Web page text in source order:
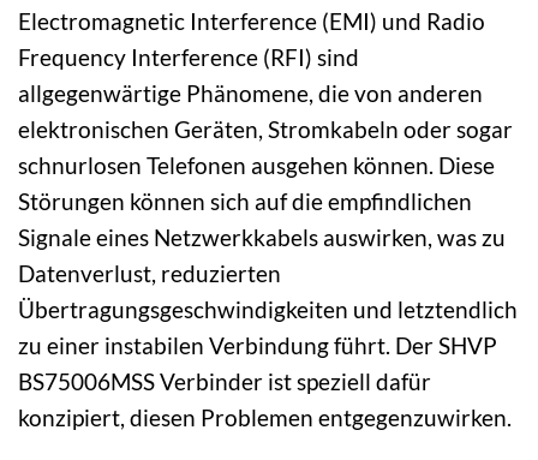
Electromagnetic Interference (EMI) und Radio
Frequency Interference (RFI) sind
allgegenwärtige Phänomene, die von anderen
elektronischen Geräten, Stromkabeln oder sogar
schnurlosen Telefonen ausgehen können. Diese
Störungen können sich auf die empfindlichen
Signale eines Netzwerkkabels auswirken, was zu
Datenverlust, reduzierten
Übertragungsgeschwindigkeiten und letztendlich
zu einer instabilen Verbindung führt. Der SHVP
BS75006MSS Verbinder ist speziell dafür
konzipiert, diesen Problemen entgegenzuwirken.